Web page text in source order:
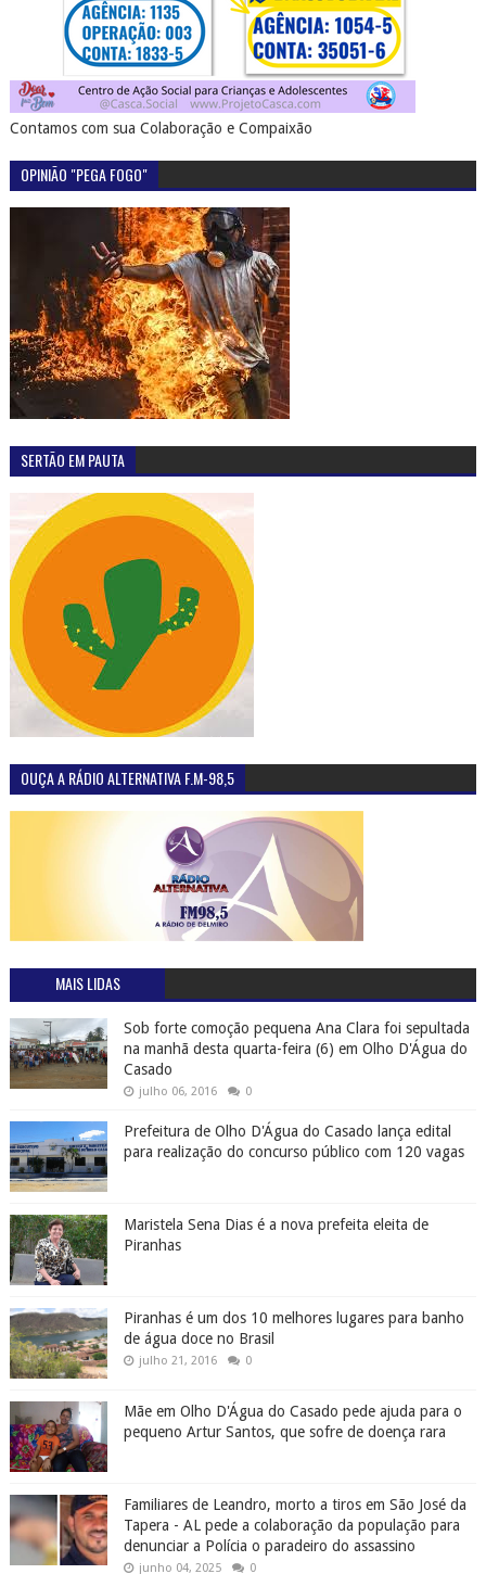
Contamos com sua Colaboração e Compaixão
OPINIÃO "PEGA FOGO"
SERTÃO EM PAUTA
OUÇA A RÁDIO ALTERNATIVA F.M-98,5
MAIS LIDAS
Sob forte comoção pequena Ana Clara foi sepultada
na manhã desta quarta-feira (6) em Olho D'Água do
Casado
julho 06, 2016 0
Prefeitura de Olho D'Água do Casado lança edital
para realização do concurso público com 120 vagas
Maristela Sena Dias é a nova prefeita eleita de
Piranhas
Piranhas é um dos 10 melhores lugares para banho
de água doce no Brasil
julho 21, 2016 0
Mãe em Olho D'Água do Casado pede ajuda para o
pequeno Artur Santos, que sofre de doença rara
Familiares de Leandro, morto a tiros em São José da
Tapera - AL pede a colaboração da população para
denunciar a Polícia o paradeiro do assassino
junho 04, 2025 0